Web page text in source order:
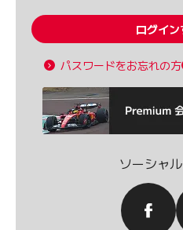
ログイン
パスワードをお忘れの方
ソーシャ